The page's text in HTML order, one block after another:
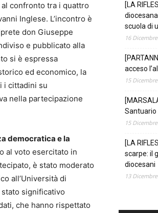
confronto tra i quattro
Inglese. L’incontro è
don Giuseppe
e pubblicato alla
si è espressa
ed economico, la
i cittadini su
nella partecipazione
democratica e la
al voto esercitato in
è stato moderato
all’Università di
significativo
che hanno rispettato
[LA
scuola di
16
acceso
15
Santuario
15
[LA
scarpe: il
diocesani
13